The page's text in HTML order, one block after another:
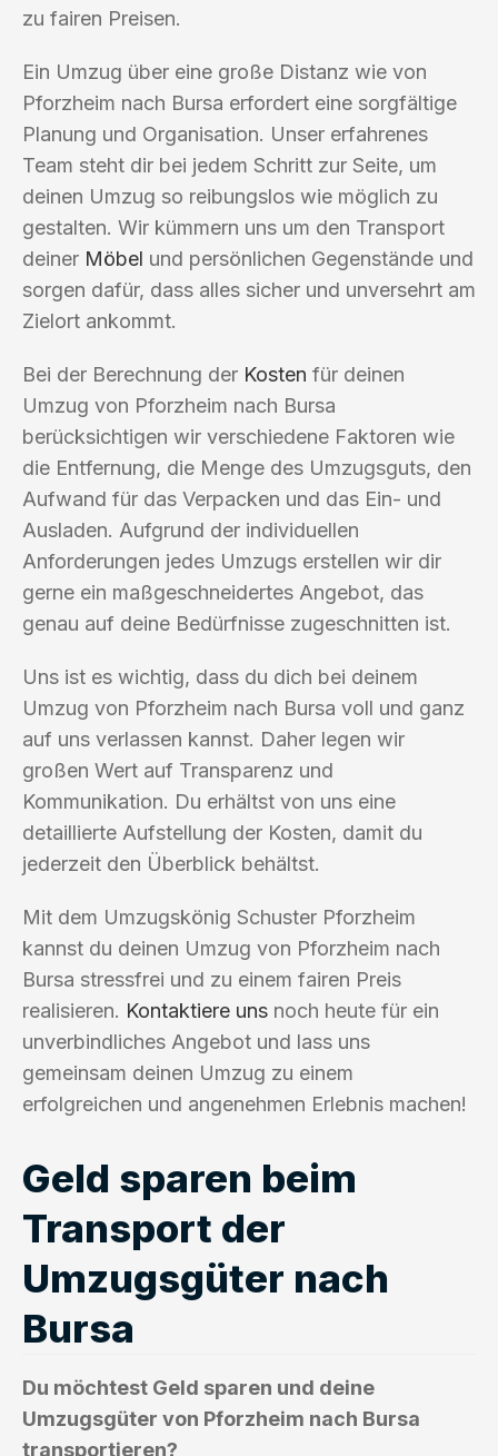
zu fairen Preisen.
Ein Umzug über eine große Distanz wie von
Pforzheim nach Bursa erfordert eine sorgfältige
Planung und Organisation. Unser erfahrenes
Team steht dir bei jedem Schritt zur Seite, um
deinen Umzug so reibungslos wie möglich zu
gestalten. Wir kümmern uns um den Transport
deiner Möbel und persönlichen Gegenstände und
sorgen dafür, dass alles sicher und unversehrt am
Zielort ankommt.
Bei der Berechnung der Kosten für deinen
Umzug von Pforzheim nach Bursa
berücksichtigen wir verschiedene Faktoren wie
die Entfernung, die Menge des Umzugsguts, den
Aufwand für das Verpacken und das Ein- und
Ausladen. Aufgrund der individuellen
Anforderungen jedes Umzugs erstellen wir dir
gerne ein maßgeschneidertes Angebot, das
genau auf deine Bedürfnisse zugeschnitten ist.
Uns ist es wichtig, dass du dich bei deinem
Umzug von Pforzheim nach Bursa voll und ganz
auf uns verlassen kannst. Daher legen wir
großen Wert auf Transparenz und
Kommunikation. Du erhältst von uns eine
detaillierte Aufstellung der Kosten, damit du
jederzeit den Überblick behältst.
Mit dem Umzugskönig Schuster Pforzheim
kannst du deinen Umzug von Pforzheim nach
Bursa stressfrei und zu einem fairen Preis
realisieren. Kontaktiere uns noch heute für ein
unverbindliches Angebot und lass uns
gemeinsam deinen Umzug zu einem
erfolgreichen und angenehmen Erlebnis machen!
Geld sparen beim
Transport der
Umzugsgüter nach
Bursa
Du möchtest Geld sparen und deine
Umzugsgüter von Pforzheim nach Bursa
transportieren?